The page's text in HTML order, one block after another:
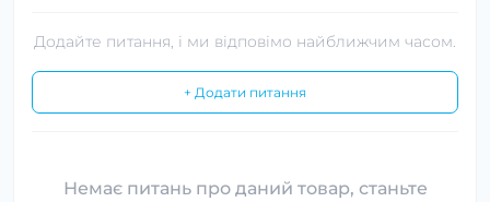
Додайте питання, і ми відповімо найближчим часом.
+ Додати питання
Немає питань про даний товар, станьте